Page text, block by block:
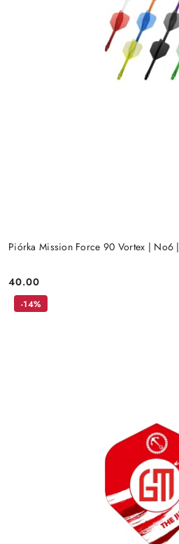
Piórka Mission Force 90 Vortex | No6 |
Cena:
40.00
-14%